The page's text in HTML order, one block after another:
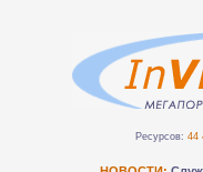
Ресурсов: 44